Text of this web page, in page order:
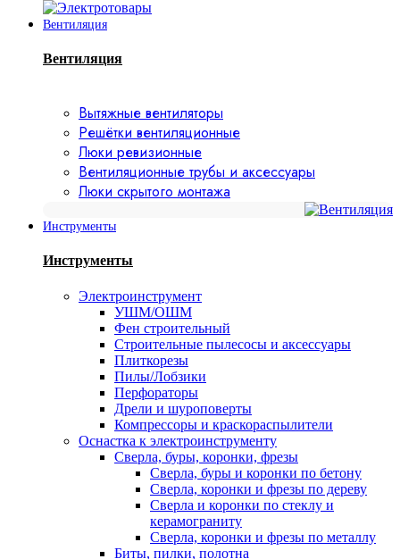
Вентиляция
Вентиляция
Вытяжные вентиляторы
Решётки вентиляционные
Люки ревизионные
Вентиляционные трубы и аксессуары
Люки скрытого монтажа
Инструменты
Инструменты
Электроинструмент
УШМ/ОШМ
Фен строительный
Строительные пылесосы и аксессуары
Плиткорезы
Пилы/Лобзики
Перфораторы
Дрели и шуроповерты
Компрессоры и краскораспылители
Оснастка к электроинструменту
Сверла, буры, коронки, фрезы
Сверла, буры и коронки по бетону
Сверла, коронки и фрезы по дереву
Сверла и коронки по стеклу и
керамограниту
Сверла, коронки и фрезы по металлу
Биты, пилки, полотна